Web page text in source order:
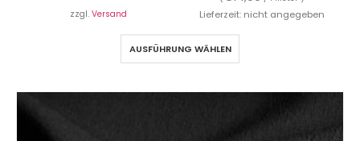
zzgl. Versand Lieferzeit: nicht angegeben
AUSFÜHRUNG WÄHLEN